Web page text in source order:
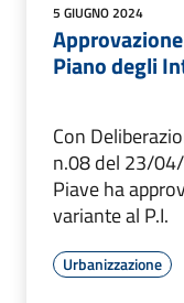
5 GIUGNO 2024
Piano degli
Con
n.08 del 23/
Piave ha
variante al P.I.
Urbanizzazione